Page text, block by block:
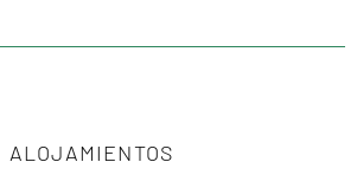
ALOJAMIENTOS